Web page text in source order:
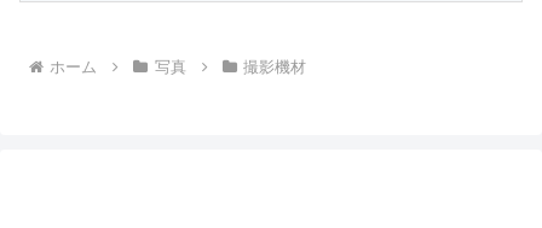
ホーム 写真 撮影機材